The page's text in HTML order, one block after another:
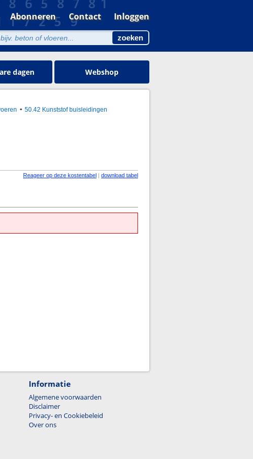
Abonneren Contact Inloggen
dagen Webshop
50.42 Kunststof buisleidingen
Reageer op deze kostentabel | download tabel
Informatie
Algemene voorwaarden
Disclaimer
Privacy- en Cookiebeleid
Over ons